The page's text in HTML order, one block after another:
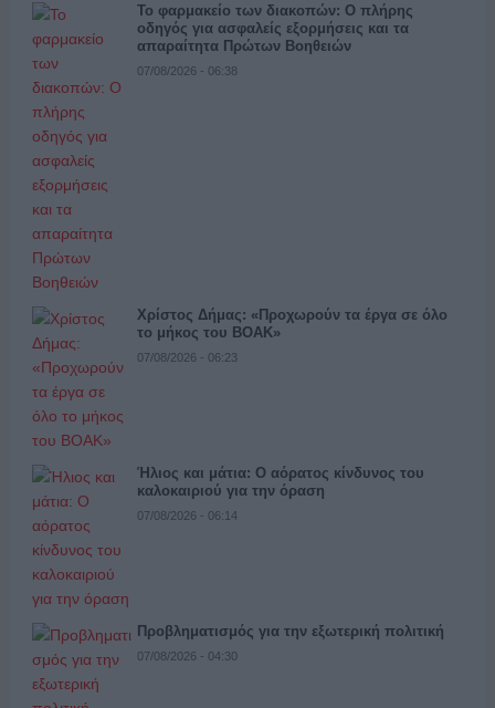
Το φαρμακείο των διακοπών: Ο πλήρης
οδηγός για ασφαλείς εξορμήσεις και τα
απαραίτητα Πρώτων Βοηθειών
07/08/2026 - 06:38
Χρίστος Δήμας: «Προχωρούν τα έργα σε όλο
το μήκος του ΒΟΑΚ»
07/08/2026 - 06:23
Ήλιος και μάτια: Ο αόρατος κίνδυνος του
καλοκαιριού για την όραση
07/08/2026 - 06:14
Προβληματισμός για την εξωτερική πολιτική
07/08/2026 - 04:30